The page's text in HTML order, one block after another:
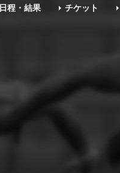
日程・結果 チケット